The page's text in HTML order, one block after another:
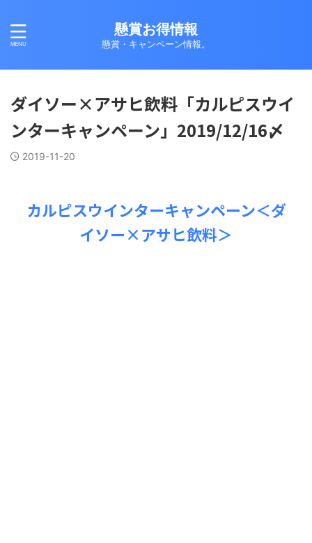
懸賞お得情報
懸賞・キャンペーン情報。
ダイソー×アサヒ飲料「カルピスウイ
ンターキャンペーン」2019/12/16〆
2019-11-20
カルピスウインターキャンペーン＜ダ
イソー×アサヒ飲料＞